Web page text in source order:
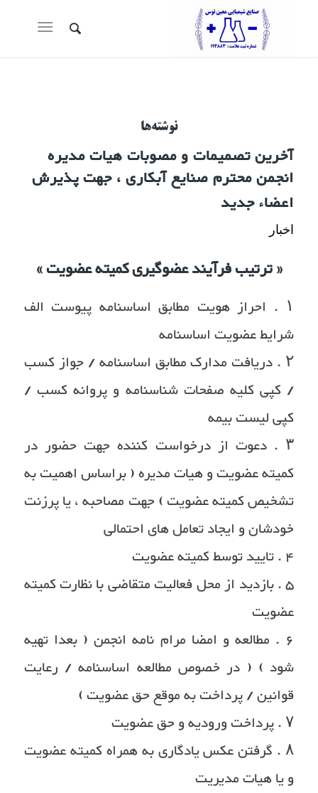
نوشته‌ها
آخرین تصمیمات و مصوبات هیات مدیره
انجمن محترم صنایع آبکاری ، جهت پذیرش
اعضاء جدید
اخبار
« ترتیب فرآیند عضوگیری کمیته عضویت »
۱ . احراز هویت مطابق اساسنامه پیوست الف
شرایط عضویت اساسنامه
۲ . دریافت مدارک مطابق اساسنامه / جواز کسب
/ کپی کلیه صفحات شناسنامه و پروانه کسب /
کپی لیست بیمه
۳ . دعوت از درخواست کننده جهت حضور در
کمیته عضویت و هیات مدیره ( براساس اهمیت به
تشخیص کمیته عضویت ) جهت مصاحبه ، یا پرزنت
خودشان و ایجاد تعامل های احتمالی
۴ . تایید توسط کمیته عضویت
۵ . بازدید از محل فعالیت متقاضی با نظارت کمیته
عضویت
۶ . مطالعه و امضا مرام نامه انجمن ( بعدا تهیه
شود ) ( در خصوص مطالعه اساسنامه / رعایت
قوانین / پرداخت به موقع حق عضویت )
۷ . پرداخت ورودیه و حق عضویت
۸ . گرفتن عکس یادگاری به همراه کمیته عضویت
و یا هیات مدیریت